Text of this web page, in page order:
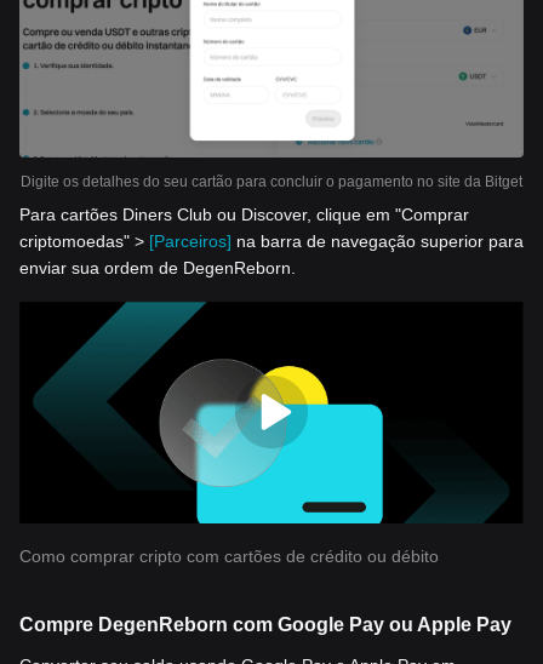
Digite os detalhes do seu cartão para concluir o pagamento no site da Bitget
Para cartões Diners Club ou Discover, clique em "Comprar
criptomoedas" > [Parceiros] na barra de navegação superior para
enviar sua ordem de DegenReborn.
Como comprar cripto com cartões de crédito ou débito
Compre DegenReborn com Google Pay ou Apple Pay